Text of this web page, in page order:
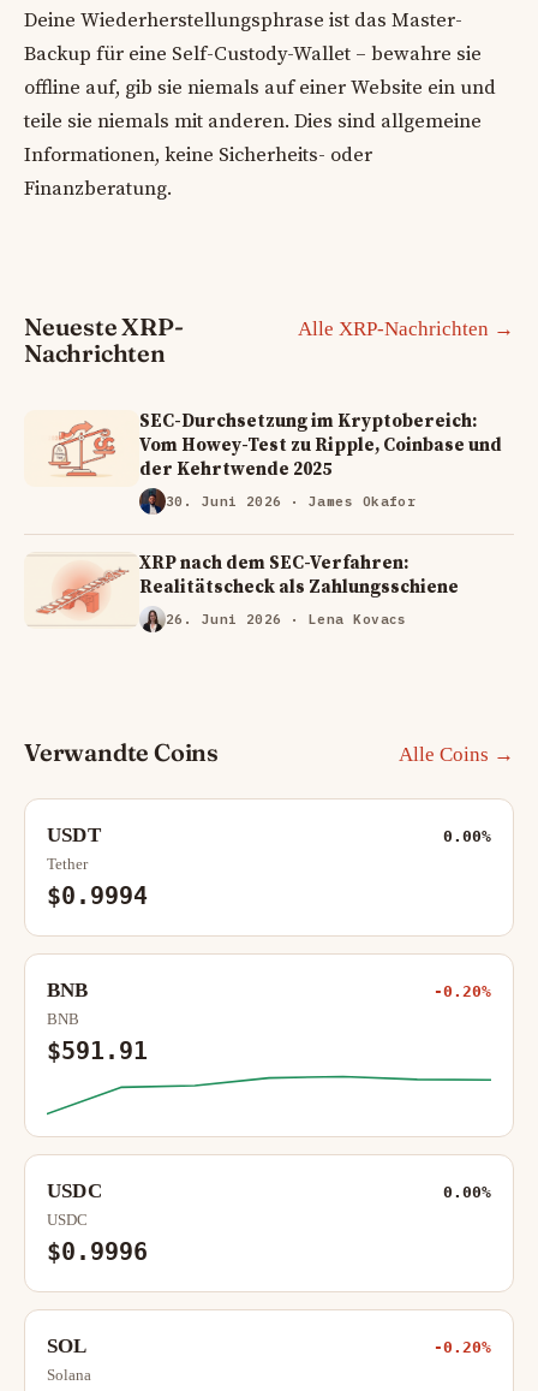
Deine Wiederherstellungsphrase ist das Master-
Backup für eine Self-Custody-Wallet – bewahre sie
offline auf, gib sie niemals auf einer Website ein und
teile sie niemals mit anderen. Dies sind allgemeine
Informationen, keine Sicherheits- oder
Finanzberatung.
Neueste XRP-
Nachrichten
Alle XRP-Nachrichten →
SEC-Durchsetzung im Kryptobereich:
Vom Howey-Test zu Ripple, Coinbase und
der Kehrtwende 2025
30. Juni 2026 · James Okafor
XRP nach dem SEC-Verfahren:
Realitätscheck als Zahlungsschiene
26. Juni 2026 · Lena Kovacs
Verwandte Coins Alle Coins →
USDT 0.00%
Tether
$0.9994
BNB -0.20%
BNB
$591.91
USDC 0.00%
USDC
$0.9996
SOL -0.20%
Solana